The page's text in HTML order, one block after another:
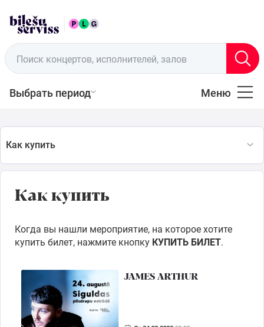
Поиск концертов, исполнителей, залов
Выбрать период Меню
RUS Пункты продажи
Музыка
Для
Фестиваль
Как купить
Как купить
Когда вы нашли мероприятие, на которое хотите
купить билет, нажмите кнопку КУПИТЬ БИЛЕТ.